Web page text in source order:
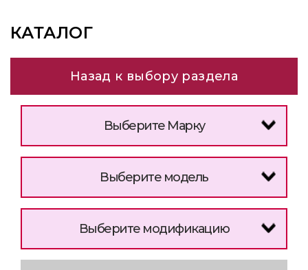
КАТАЛОГ
Назад к выбору раздела
Выберите Марку
Выберите модель
Выберите модификацию